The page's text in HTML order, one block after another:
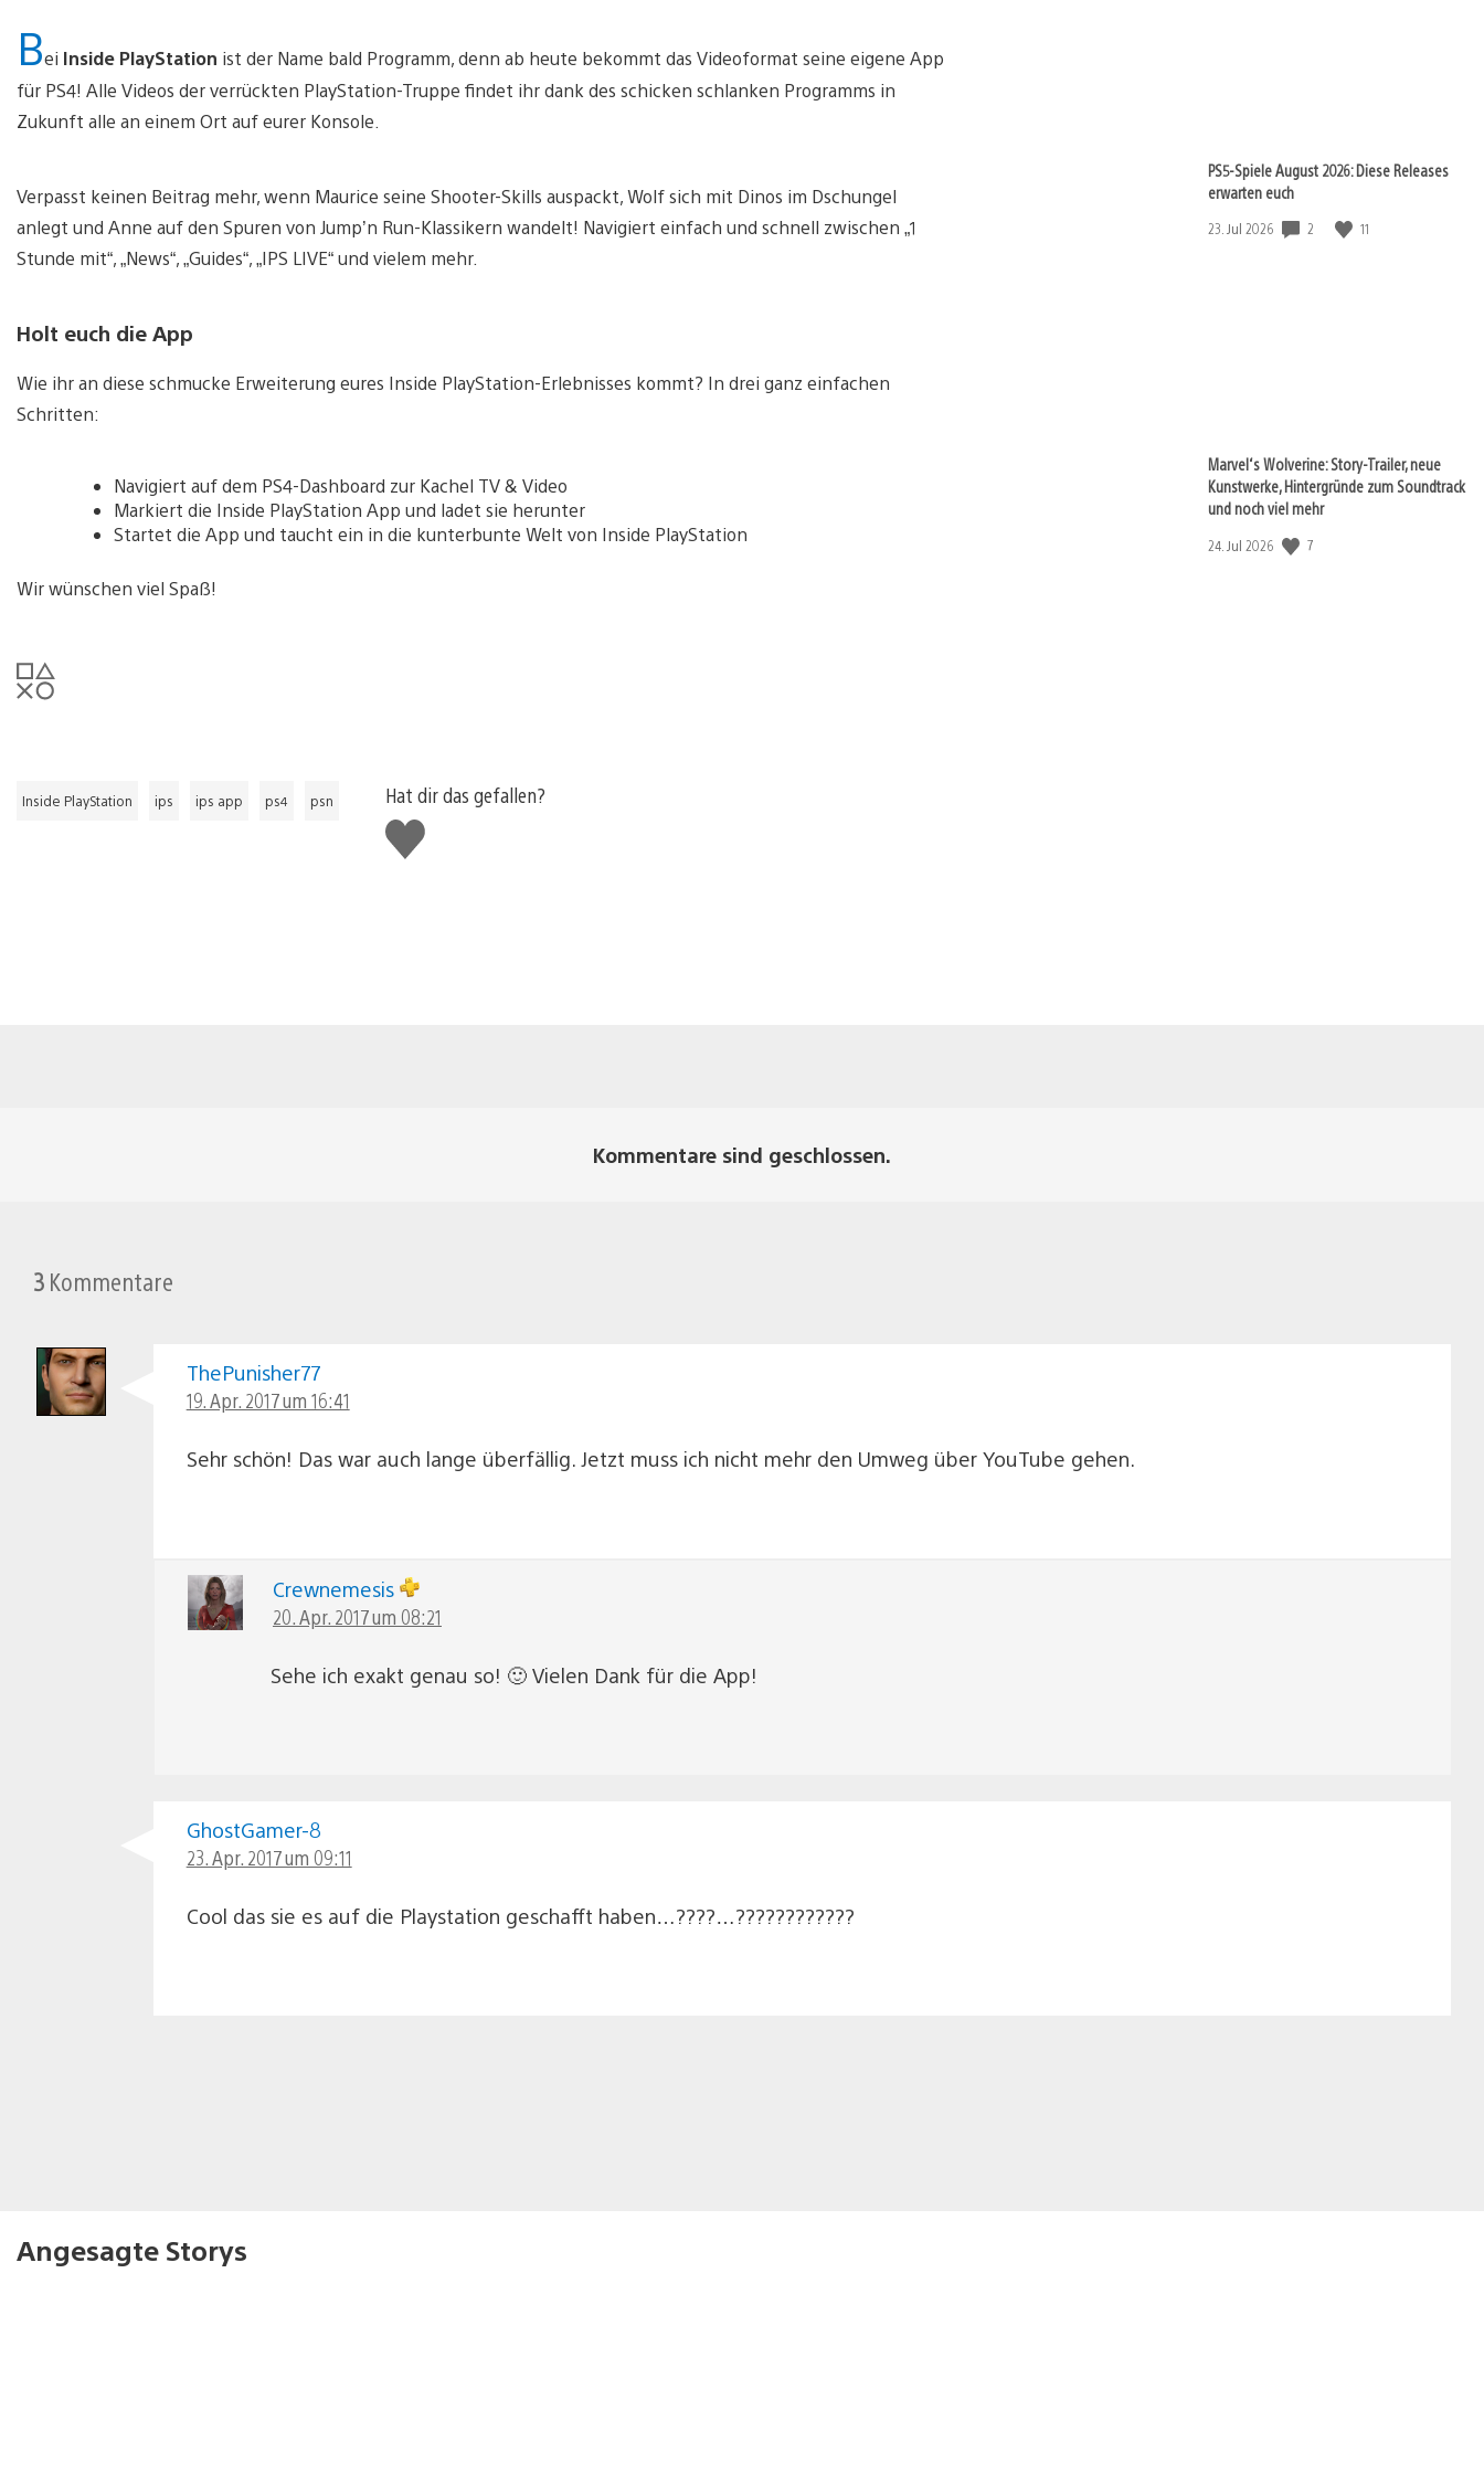
Bei Inside PlayStation ist der Name bald Programm, denn ab heute bekommt das Videoformat seine eigene App
für PS4! Alle Videos der verrückten PlayStation-Truppe findet ihr dank des schicken schlanken Programms in
Zukunft alle an einem Ort auf eurer Konsole.
Verpasst keinen Beitrag mehr, wenn Maurice seine Shooter-Skills auspackt, Wolf sich mit Dinos im Dschungel
anlegt und Anne auf den Spuren von Jump’n Run-Klassikern wandelt! Navigiert einfach und schnell zwischen „1
Stunde mit“, „News“, „Guides“, „IPS LIVE“ und vielem mehr.
Holt euch die App
Wie ihr an diese schmucke Erweiterung eures Inside PlayStation-Erlebnisses kommt? In drei ganz einfachen
Schritten:
Navigiert auf dem PS4-Dashboard zur Kachel TV & Video
Markiert die Inside PlayStation App und ladet sie herunter
Startet die App und taucht ein in die kunterbunte Welt von Inside PlayStation
Wir wünschen viel Spaß!
Inside PlayStation ips ips app ps4 psn
Hat dir das gefallen?
Gefällt
mir
PS5-Spiele August 2026: Diese Releases
erwarten euch
Veröffentlichungsdatum:
23. Jul 2026 2 11
Marvel‘s Wolverine: Story-Trailer, neue
Kunstwerke, Hintergründe zum Soundtrack
und noch viel mehr
Veröffentlichungsdatum:
24. Jul 2026 7
Kommentare sind geschlossen.
3 Kommentare
ThePunisher77
19. Apr. 2017 um 16:41
Sehr schön! Das war auch lange überfällig. Jetzt muss ich nicht mehr den Umweg über YouTube gehen.
Crewnemesis
20. Apr. 2017 um 08:21
Sehe ich exakt genau so! 🙂 Vielen Dank für die App!
GhostGamer-8
23. Apr. 2017 um 09:11
Cool das sie es auf die Playstation geschafft haben…????…????????????
Angesagte Storys